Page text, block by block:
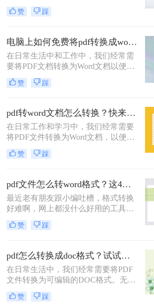
其跨平台兼容性和保持文档原貌的特
性而广受欢迎。然而，当我们需要对
换为Word文档便成为了一个常见的需
求。那么pdf怎么转换成word呢？本文
将探讨几种将PDF转换成Word文档的
方法，帮助您轻松应对这一任务。
赞 踩
电脑上如何免费将pdf转换成word？分享2种实用方法！
在日常生活中和工作中，我们经常需
要将PDF文档转换为Word文档以便进
行编辑、修改或格式调整。那么电脑
上如何免费将pdf转换成word呢？本文
方法。
赞 踩
pdf转word文档怎么转换？快来试试这三种实用方法！
在日常工作和学习中，我们经常需要
将PDF文件转换为Word文档，以便进
行编辑和修改。那么pdf转word文档怎
么转换呢？本文将介绍三种常用的
赞 踩
pdf文件怎么转word格式？这4个方法让你轻松搞定！
最近老有朋友跟小编吐槽，格式转换
好难啊，网上都没什么好用的工具，
想要将一份PDF格式的文档转换成
Word文档，但是试过很多软件了，转
排版格式都乱了，文字也有出错的。
有没有好一点的pdf文件怎么转word格
式软件呢？好软件当然是有的，就看
你有没有这个运气遇到了。给大家介
绍一下转转大师PDF转换器，不管是
在线转换格式还是客户端转换格式，
赞 踩
pdf怎么转换成doc格式？试试这三种常见转换方法！
在日常生活中，我们经常需要将PDF
文件转换为可编辑的DOC格式。无论
是为了修改内容、复制文本还是进行
格式调整，掌握PDF转DOC的方法都
赞 踩